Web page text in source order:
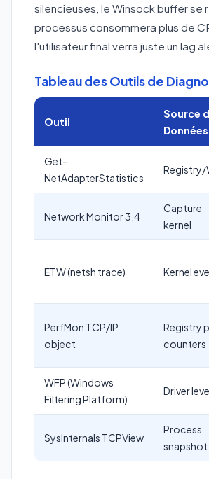
silencieuses, le Winsock buffer se
processus consommera plus de
l'utilisateur final verra juste un lag
Tableau des Outils de
Outil
Source
Données
Get-
NetAdapterStatistics
Registry/
Network Monitor 3.4
Capture
kernel
ETW (netsh trace) Kernel
PerfMon TCP/IP
object
Registry
counters
WFP (Windows
Filtering Platform)
Driver
SysInternals TCPView
Process
snapshot